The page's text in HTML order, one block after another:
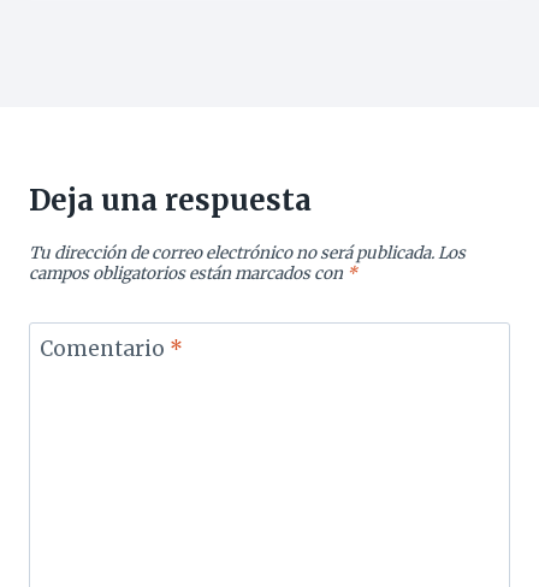
Deja una respuesta
Tu dirección de correo electrónico no será publicada.Los
campos obligatorios están marcados con *
Comentario *